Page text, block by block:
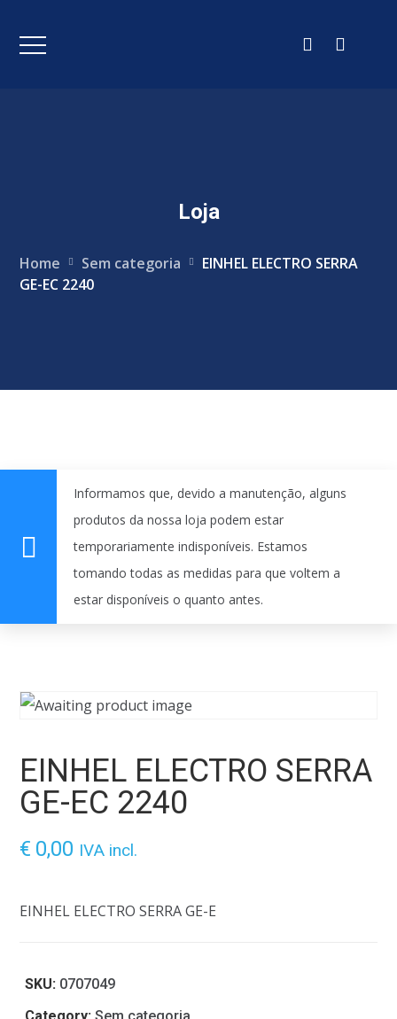
Loja
Home Sem categoria
EINHEL ELECTRO SERRA
GE-EC 2240
Informamos que, devido a manutenção, alguns
produtos da nossa loja podem estar
temporariamente indisponíveis. Estamos
tomando todas as medidas para que voltem a
estar disponíveis o quanto antes.
EINHEL ELECTRO SERRA
GE-EC 2240
€ 0,00 IVA incl.
EINHEL ELECTRO SERRA GE-E
SKU: 0707049